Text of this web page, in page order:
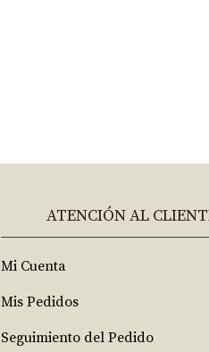
ATENCIÓN AL
Mi Cuenta
Mis Pedidos
Seguimiento del Pedido